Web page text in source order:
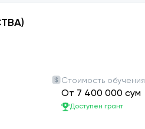
Стоимость обучения
От 7 400 000 сум
Доступен грант